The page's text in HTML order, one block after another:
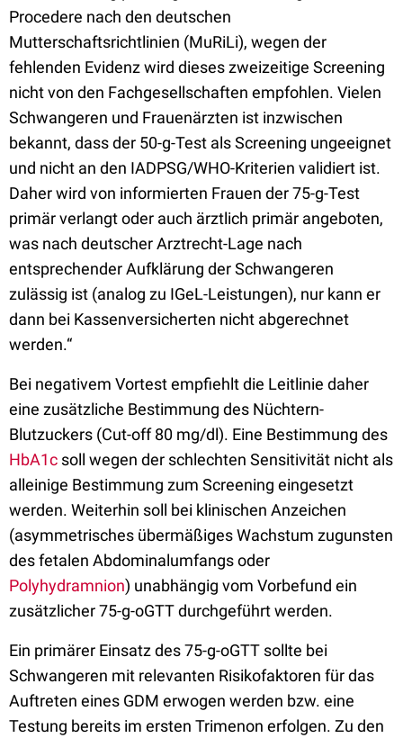
Procedere nach den deutschen
Mutterschaftsrichtlinien (MuRiLi), wegen der
fehlenden Evidenz wird dieses zweizeitige Screening
nicht von den Fachgesellschaften empfohlen. Vielen
Schwangeren und Frauenärzten ist inzwischen
bekannt, dass der 50-g-Test als Screening ungeeignet
und nicht an den IADPSG/WHO-Kriterien validiert ist.
Daher wird von informierten Frauen der 75-g-Test
primär verlangt oder auch ärztlich primär angeboten,
was nach deutscher Arztrecht-Lage nach
entsprechender Aufklärung der Schwangeren
zulässig ist (analog zu IGeL-Leistungen), nur kann er
dann bei Kassenversicherten nicht abgerechnet
werden.“
Bei negativem Vortest empfiehlt die Leitlinie daher
eine zusätzliche Bestimmung des Nüchtern-
Blutzuckers (Cut-off 80 mg/dl). Eine Bestimmung des
HbA1c soll wegen der schlechten Sensitivität nicht als
alleinige Bestimmung zum Screening eingesetzt
werden. Weiterhin soll bei klinischen Anzeichen
(asymmetrisches übermäßiges Wachstum zugunsten
des fetalen Abdominalumfangs oder
Polyhydramnion) unabhängig vom Vorbefund ein
zusätzlicher 75-g-oGTT durchgeführt werden.
Ein primärer Einsatz des 75-g-oGTT sollte bei
Schwangeren mit relevanten Risikofaktoren für das
Auftreten eines GDM erwogen werden bzw. eine
Testung bereits im ersten Trimenon erfolgen. Zu den